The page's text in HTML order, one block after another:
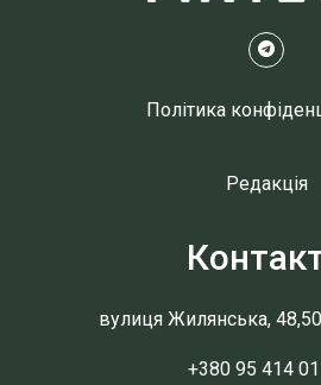
Політика
Редакція
вулиця Жилянська,
+380 95 414